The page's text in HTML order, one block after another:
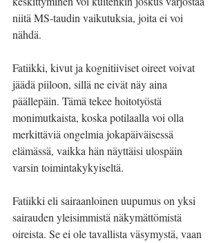
niitä MS-taudin vaikutuksia, joita ei voi
nähdä.
Fatiikki, kivut ja kognitiiviset oireet voivat
jäädä piiloon, sillä ne eivät näy aina
päällepäin. Tämä tekee hoitotyöstä
monimutkaista, koska potilaalla voi olla
merkittäviä ongelmia jokapäiväisessä
elämässä, vaikka hän näyttäisi ulospäin
varsin toimintakykyiseltä.
Fatiikki eli sairaanloinen uupumus on yksi
sairauden yleisimmistä näkymättömistä
oireista. Se ei ole tavallista väsymystä, vaan